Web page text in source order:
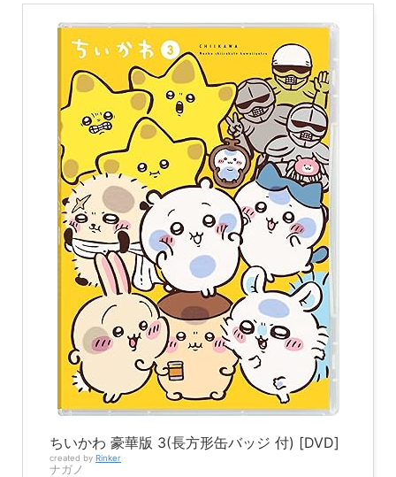
ちいかわ 豪華版 3(長方形缶バッジ 付) [DVD]
created by Rinker
ナガノ